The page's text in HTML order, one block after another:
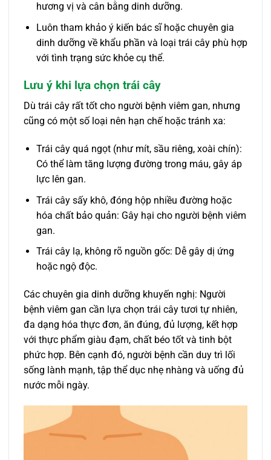
hương vị và cân bằng dinh dưỡng.
Luôn tham khảo ý kiến bác sĩ hoặc chuyên gia
dinh dưỡng về khẩu phần và loại trái cây phù hợp
với tình trạng sức khỏe cụ thể.
Lưu ý khi lựa chọn trái cây
Dù trái cây rất tốt cho người bệnh viêm gan, nhưng
cũng có một số loại nên hạn chế hoặc tránh xa:
Trái cây quá ngọt (như mít, sầu riêng, xoài chín):
Có thể làm tăng lượng đường trong máu, gây áp
lực lên gan.
Trái cây sấy khô, đóng hộp nhiều đường hoặc
hóa chất bảo quản: Gây hại cho người bệnh viêm
gan.
Trái cây lạ, không rõ nguồn gốc: Dễ gây dị ứng
hoặc ngộ độc.
Các chuyên gia dinh dưỡng khuyến nghị: Người
bệnh viêm gan cần lựa chọn trái cây tươi tự nhiên,
đa dạng hóa thực đơn, ăn đúng, đủ lượng, kết hợp
với thực phẩm giàu đạm, chất béo tốt và tinh bột
phức hợp. Bên cạnh đó, người bệnh cần duy trì lối
sống lành mạnh, tập thể dục nhẹ nhàng và uống đủ
nước mỗi ngày.